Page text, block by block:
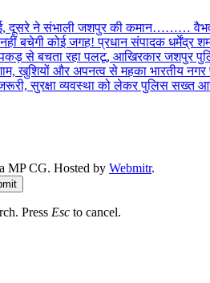
दूसरे ने संभाली जशपुर की कमान……… वैभव
बचेगी कोई जगह! प्रधान संपादक धर्मेंद्र
से बचता रहा पलटू, आखिरकार जशपुर
खुशियों और अपनत्व से महका भारतीय नगर
जरूरी, सुरक्षा व्यवस्था को लेकर पुलिस
MP CG. Hosted by Webmitr.
Press Esc to cancel.